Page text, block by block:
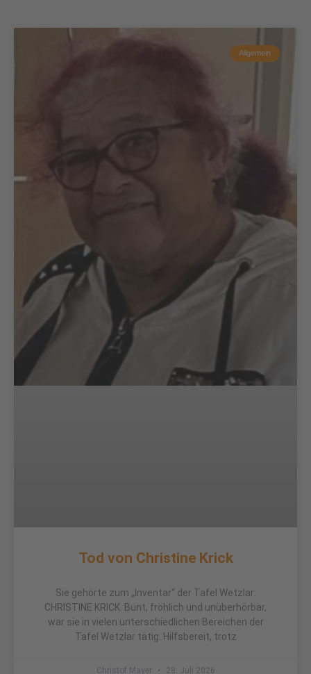
Allgemein
Tod von Christine Krick
Sie gehörte zum „Inventar“ der Tafel Wetzlar:
CHRISTINE KRICK. Bunt, fröhlich und unüberhörbar,
war sie in vielen unterschiedlichen Bereichen der
Tafel Wetzlar tätig. Hilfsbereit, trotz
Christof Mayer 28. Juli 2026